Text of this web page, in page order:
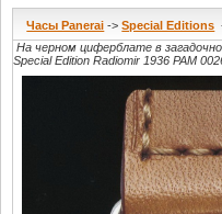
Часы Panerai ->Special Editions
На черном циферблате в
Special Edition Radiomir 1936 PAM